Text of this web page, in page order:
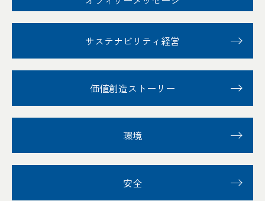
サステナビリティ経営
価値創造ストーリー
環境
安全